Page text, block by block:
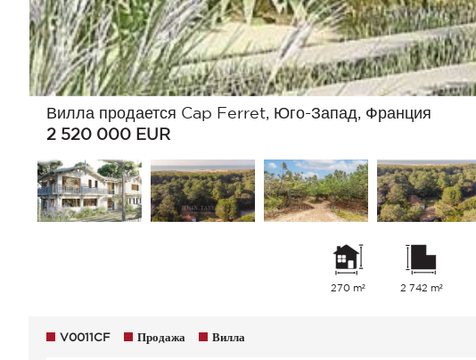
Вилла продается Cap Ferret, Юго-Запад, Франция
2 520 000 EUR
270 m² 2 742 m²
V0011CF Продажа Вилла